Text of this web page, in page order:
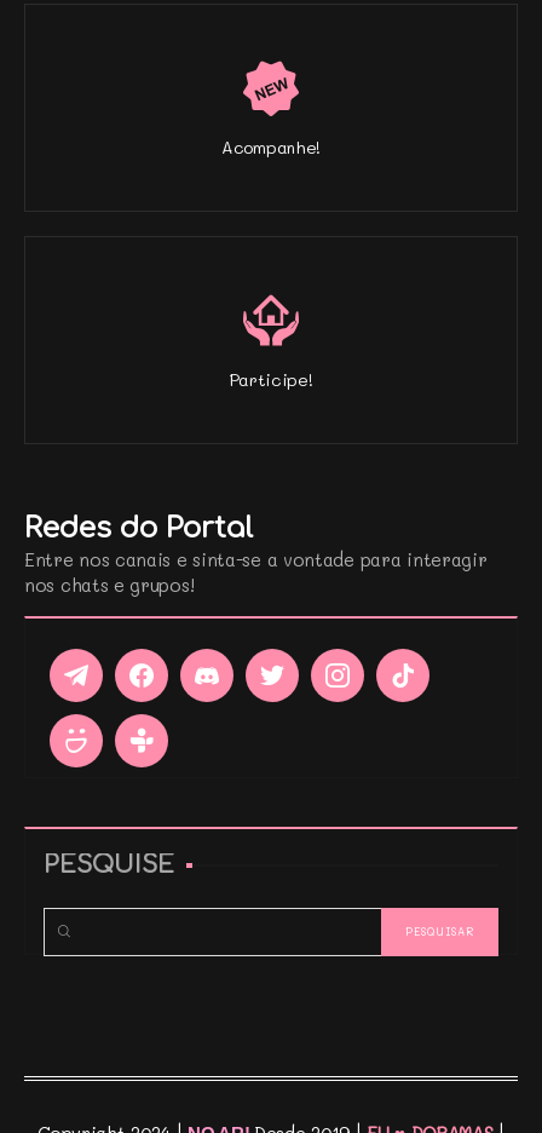
Acompanhe!
Participe!
Redes do Portal
Entre nos canais e sinta-se a vontade para interagir
nos chats e grupos!
PESQUISE